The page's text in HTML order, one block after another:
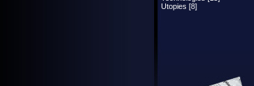
Utopies [8]